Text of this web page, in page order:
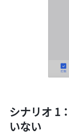
シナリオ 1
いない